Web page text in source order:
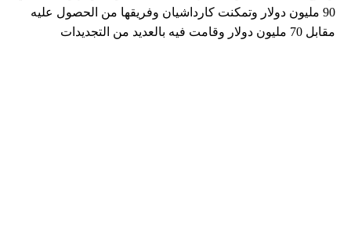
90 مليون دولار وتمكنت كارداشيان وفريقها من الحصول عليه
مقابل 70 مليون دولار وقامت فيه بالعديد من التجديدات